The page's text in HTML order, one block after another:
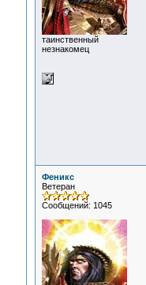
таинственный
незнакомец
Феникс
Ветеран
Сообщений: 1045